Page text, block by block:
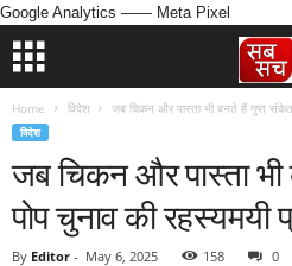
Google Analytics —— Meta Pixel
Home विदेश जब चिकन और पास्ता भी बनते हैं गुप्त
विदेश
जब चिकन और पास्ता
पोप चुनाव की रहस्यमयी
By Editor - May 6, 2025 158 0